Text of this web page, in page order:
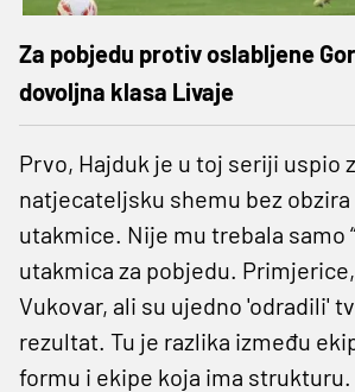
Za pobjedu protiv oslabljene
dovoljna klasa Livaje
Prvo, Hajduk je u toj seriji uspio
natjecateljsku shemu bez
utakmice. Nije mu trebala samo
utakmica za pobjedu.
Vukovar, ali su ujedno 'odradili'
rezultat. Tu je razlika između
formu i ekipe koja ima strukturu.